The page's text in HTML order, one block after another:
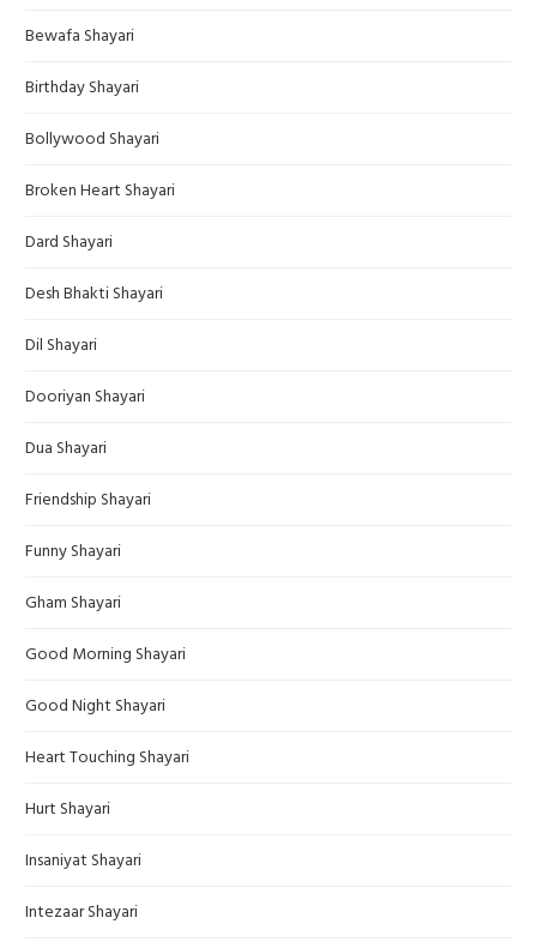
Bewafa Shayari
Birthday Shayari
Bollywood Shayari
Broken Heart Shayari
Dard Shayari
Desh Bhakti Shayari
Dil Shayari
Dooriyan Shayari
Dua Shayari
Friendship Shayari
Funny Shayari
Gham Shayari
Good Morning Shayari
Good Night Shayari
Heart Touching Shayari
Hurt Shayari
Insaniyat Shayari
Intezaar Shayari